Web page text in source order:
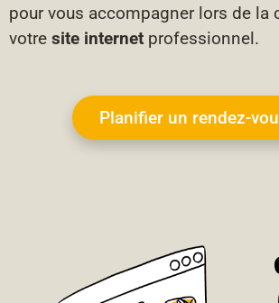
pour vous accompagner lors de la
votre site internet professionnel.
Planifier un rendez-